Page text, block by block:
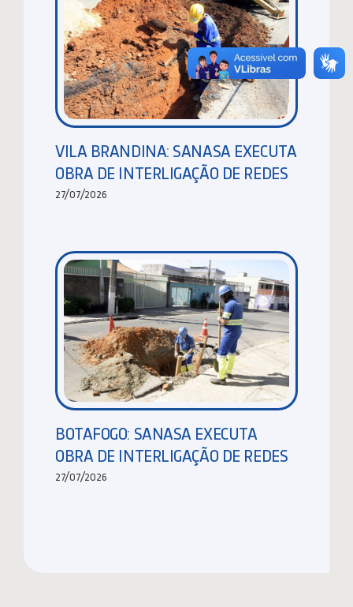
VILA BRANDINA: SANASA EXECUTA
OBRA DE INTERLIGAÇÃO DE REDES
27/07/2026
BOTAFOGO: SANASA EXECUTA
OBRA DE INTERLIGAÇÃO DE REDES
27/07/2026